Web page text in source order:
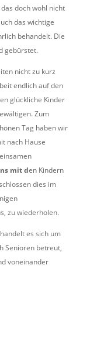
doch wohl nicht
das wichtige
behandelt. Die
gebürstet.
nicht zu kurz
endlich auf den
glückliche Kinder
Zum
Tag haben wir
nach Hause
mit den Kindern
dies im
zu wiederholen.
es sich um
Senioren betreut,
voneinander